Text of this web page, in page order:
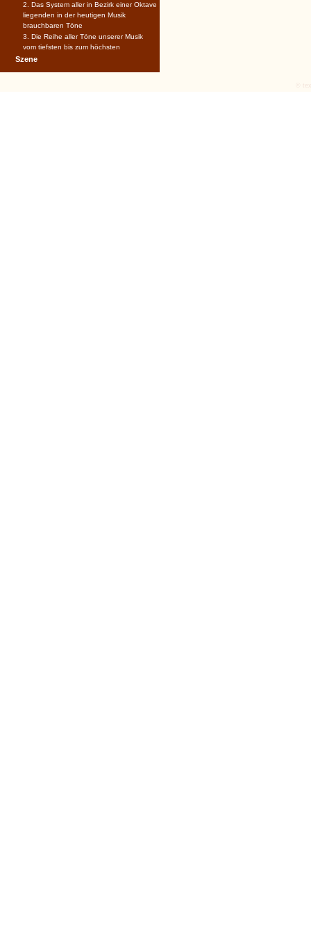
2. Das System aller in Bezirk einer Oktave
liegenden in der heutigen Musik
brauchbaren Töne
3. Die Reihe aller Töne unserer Musik
vom tiefsten bis zum höchsten
Szene